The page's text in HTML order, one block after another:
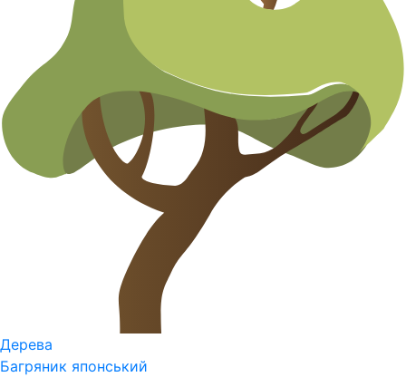
Дерева
Багряник японський